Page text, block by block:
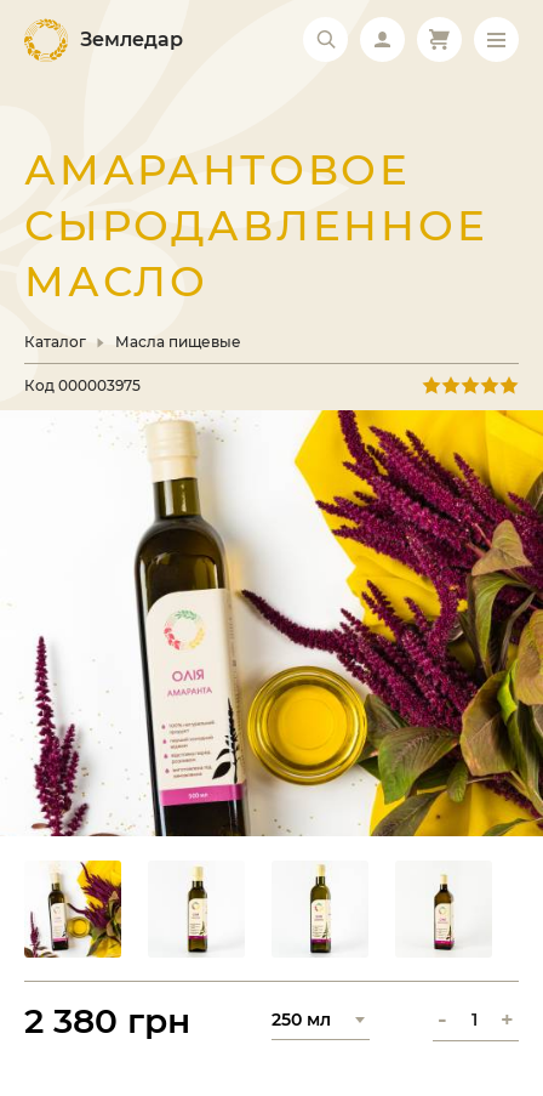
Земледар
АМАРАНТОВОЕ
СЫРОДАВЛЕННОЕ
МАСЛО
Каталог Масла пищевые
Код 000003975
2 380 грн - +